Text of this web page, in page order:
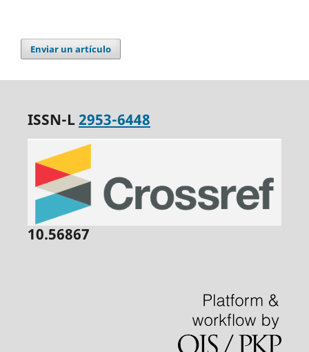
Enviar un artículo
ISSN-L2953-6448
10.56867